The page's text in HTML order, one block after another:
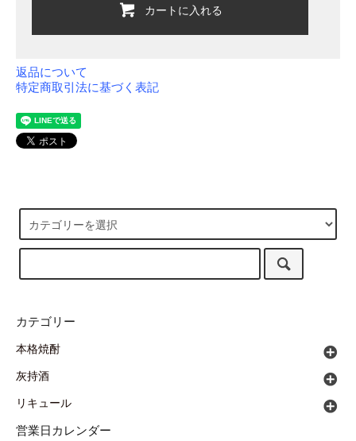
カートに入れる
返品について
特定商取引法に基づく表記
カテゴリー
本格焼酎
灰持酒
リキュール
営業日カレンダー